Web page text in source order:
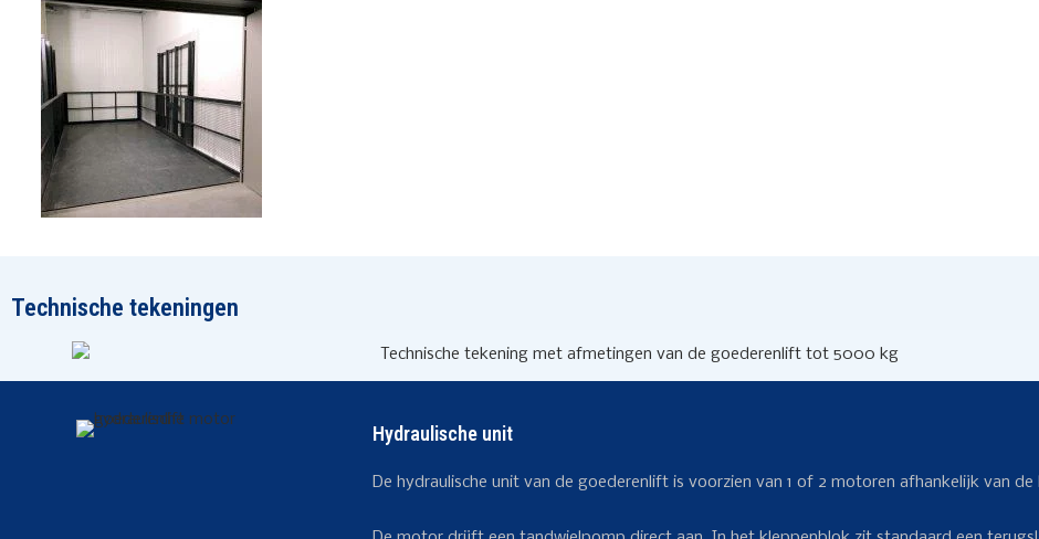
Technische tekeningen
Hydraulische unit
De hydraulische unit van de goederenlift is voorzien van 1 of 2 motoren afhankelijk van